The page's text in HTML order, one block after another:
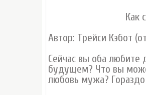
Как
Автор: Трейси Кэбот
Сейчас вы оба любите
будущем? Что вы
любовь мужа?